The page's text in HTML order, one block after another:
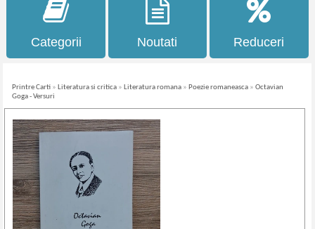
Categorii Noutati Reduceri
Printre Carti » Literatura si critica » Literatura romana » Poezie romaneasca »Octavian
Goga - Versuri